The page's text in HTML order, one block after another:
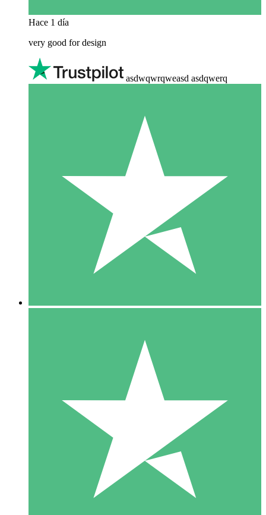
Hace 1 día
very good for design
asdwqwrqweasd asdqwerq